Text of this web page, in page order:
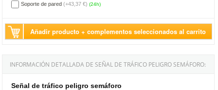
Soporte de pared (+43,37 €) (24h)
Añadir producto + complementos seleccionados al carrito
INFORMACIÓN DETALLADA DE SEÑAL DE TRÁFICO PELIGRO SEMÁFORO:
Señal de tráfico peligro semáforo